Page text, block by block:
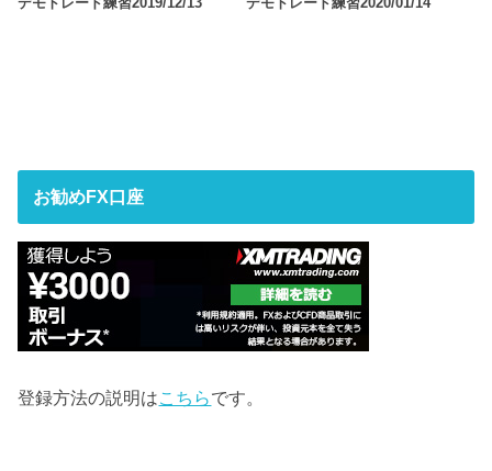
お勧めFX口座
登録方法の説明はこちらです。